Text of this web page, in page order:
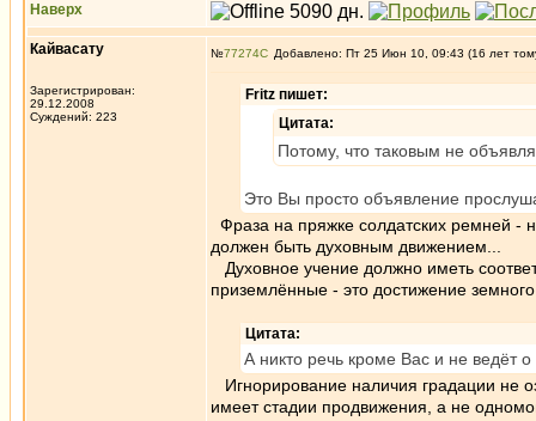
Наверх
Кайвасату
Зарегистрирован:
29.12.2008
Суждений: 223
№77274 Добавлено: Пт 25 Июн 10, 09:43 (16 лет
Fritz пишет:
Цитата:
Потому, что таковым не
Это Вы просто объявление
Фраза на пряжке солдатских ремней -
должен быть духовным движением...
Духовное учение должно иметь
приземлённые - это достижение
Цитата:
А никто речь кроме Вас и не ведёт
Игнорирование наличия градации не
имеет стадии продвижения, а не